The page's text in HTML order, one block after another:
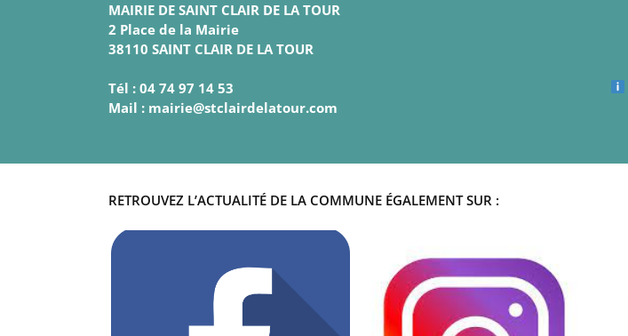
MAIRIE DE SAINT CLAIR DE LA TOUR
2 Place de la Mairie
38110 SAINT CLAIR DE LA TOUR
Tél : 04 74 97 14 53
Mail : mairie@stclairdelatour.com
RETROUVEZ L’ACTUALITÉ DE LA COMMUNE ÉGALEMENT SUR :